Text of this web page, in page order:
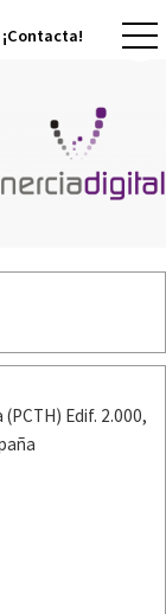
¡Contacta!
Edif. 2.000,